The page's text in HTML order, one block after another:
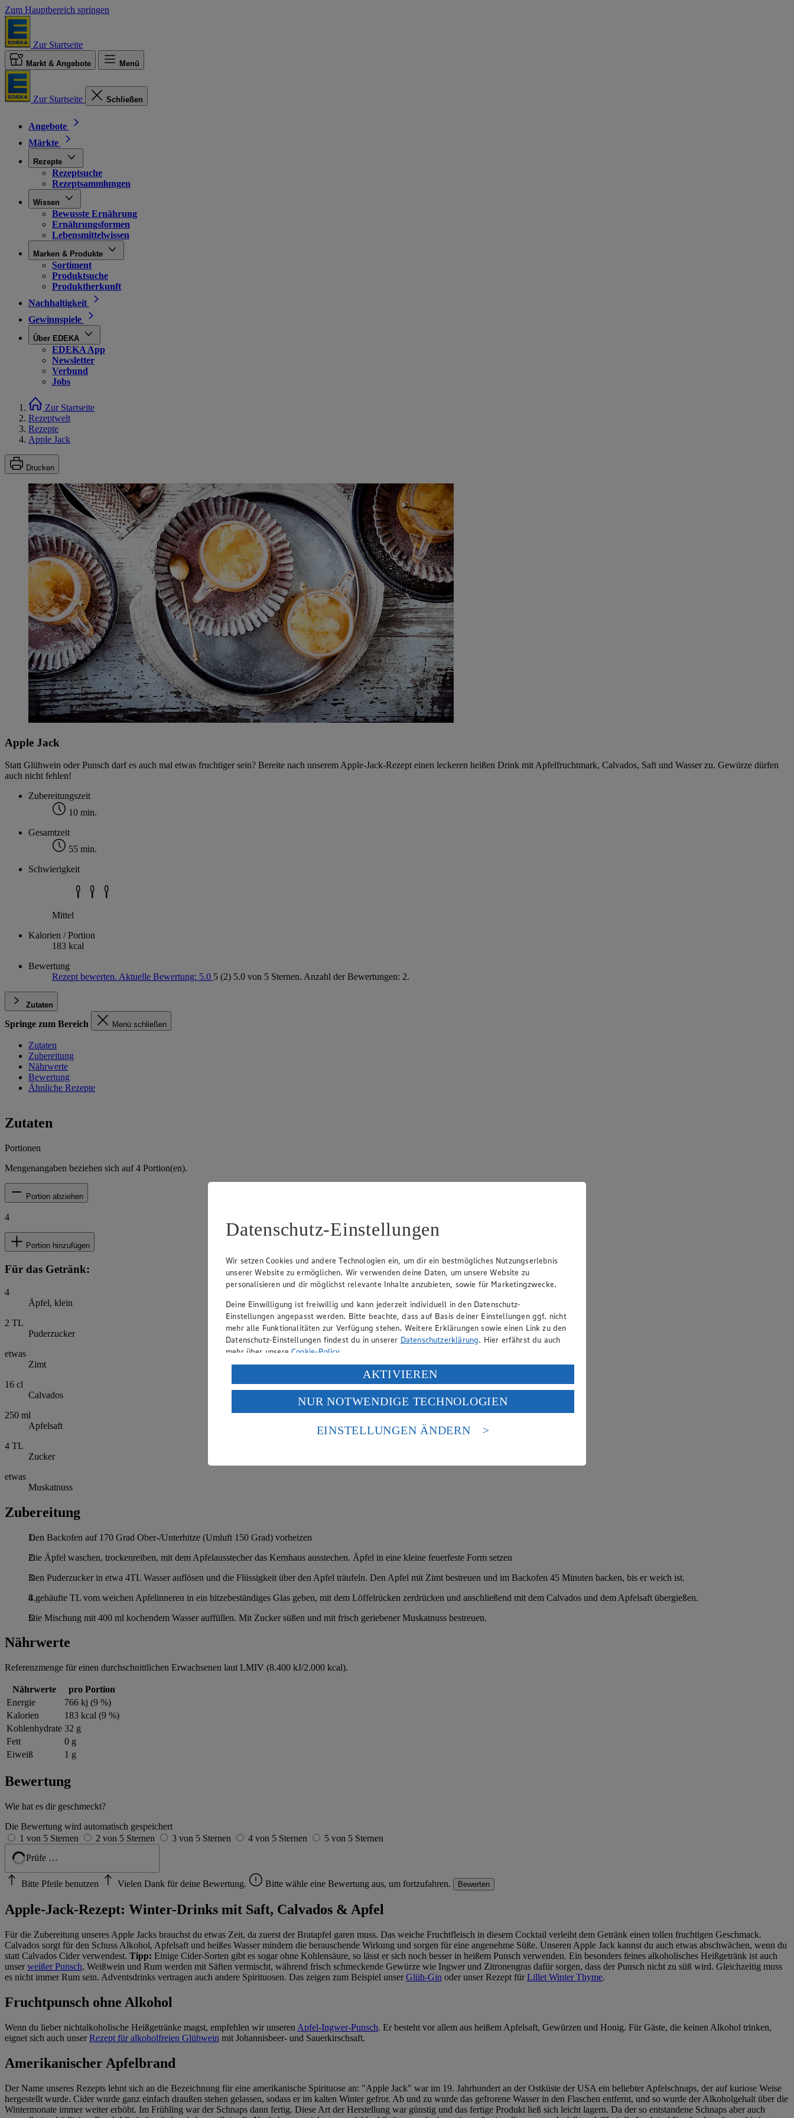
Zum Hauptbereich springen
Zur Startseite
Markt & Angebote Menü
Zur Startseite Schließen
Angebote
Märkte
Rezepte
Rezeptsuche
Rezeptsammlungen
Wissen
Bewusste Ernährung
Ernährungsformen
Lebensmittelwissen
Marken & Produkte
Sortiment
Produktsuche
Produktherkunft
Nachhaltigkeit
Gewinnspiele
Über EDEKA
EDEKA App
Newsletter
Verbund
Jobs
Zur Startseite
Rezeptwelt
Rezepte
Apple Jack
Drucken
Apple Jack
Statt Glühwein oder Punsch darf es auch mal etwas fruchtiger sein? Bereite nach unserem Apple-Jack-Rezept einen leckeren heißen Drink mit Apfelfruchtmark, Calvados, Saft und Wasser zu. Gewürze dürfen
auch nicht fehlen!
Zubereitungszeit
10 min.
Gesamtzeit
55 min.
Schwierigkeit
Mittel
Kalorien / Portion
183 kcal
Bewertung
Rezept bewerten. Aktuelle Bewertung: 5.0 5 (2) 5.0 von 5 Sternen. Anzahl der Bewertungen: 2.
Zutaten
Springe zum Bereich Menü schließen
Zutaten
Zubereitung
Nährwerte
Bewertung
Ähnliche Rezepte
Zutaten
Portionen
Mengenangaben beziehen sich auf4 Portion(en).
Portion abziehen
4
Portion hinzufügen
Für das Getränk:
4
Äpfel, klein
2 TL
Puderzucker
etwas
Zimt
16 cl
Calvados
250 ml
Apfelsaft
4 TL
Zucker
etwas
Muskatnuss
Zubereitung
Den Backofen auf 170 Grad Ober-/Unterhitze (Umluft 150 Grad) vorheizen
Die Äpfel waschen, trockenreiben, mit dem Apfelausstecher das Kernhaus ausstechen. Äpfel in eine kleine feuerfeste Form setzen
Den Puderzucker in etwa 4TL Wasser auflösen und die Flüssigkeit über den Apfel träufeln. Den Apfel mit Zimt bestreuen und im Backofen 45 Minuten backen, bis er weich ist.
8 gehäufte TL vom weichen Apfelinneren in ein hitzebeständiges Glas geben, mit dem Löffelrücken zerdrücken und anschließend mit dem Calvados und dem Apfelsaft übergießen.
Die Mischung mit 400 ml kochendem Wasser auffüllen. Mit Zucker süßen und mit frisch geriebener Muskatnuss bestreuen.
Nährwerte
Referenzmenge für einen durchschnittlichen Erwachsenen laut LMIV (8.400 kJ/2.000 kcal).
Nährwerte
pro Portion
Energie
766 kj (9 %)
Kalorien
183 kcal (9 %)
Kohlenhydrate 32 g
Fett
0 g
Eiweiß
1 g
Bewertung
Wie hat es dir geschmeckt?
Die Bewertung wird automatisch gespeichert
1 von 5 Sternen
2 von 5 Sternen 3 von 5 Sternen 4 von 5 Sternen
5 von 5 Sternen
Geprüft
Bitte Pfeile benutzen Vielen Dank für deine Bewertung. Bitte wähle eine Bewertung aus, um fortzufahren. Bewerten
Apple-Jack-Rezept: Winter-Drinks mit Saft, Calvados & Apfel
Für die Zubereitung unseres Apple Jacks brauchst du etwas Zeit, da zuerst der Bratapfel garen muss. Das weiche Fruchtfleisch in diesem Cocktail verleiht dem Getränk einen tollen fruchtigen Geschmack.
Calvados sorgt für den Schuss Alkohol, Apfelsaft und heißes Wasser mindern die berauschende Wirkung und sorgen für eine angenehme Süße. Unseren Apple Jack kannst du auch etwas abschwächen, wenn du
statt Calvados Cider verwendest. Tipp: Einige Cider-Sorten gibt es sogar ohne Kohlensäure, so lässt er sich noch besser in heißem Punsch verwenden. Ein besonders feines alkoholisches Heißgetränk ist auch
unserweißer Punsch. Weißwein und Rum werden mit Säften vermischt, während frisch schmeckende Gewürze wie Ingwer und Zitronengras dafür sorgen, dass der Punsch nicht zu süß wird. Gleichzeitig muss
es nicht immer Rum sein. Adventsdrinks vertragen auch andere Spirituosen. Das zeigen zum Beispiel unserGlüh-Gin oder unser Rezept fürLillet Winter Thyme.
Fruchtpunsch ohne Alkohol
Wenn du lieber nichtalkoholische Heißgetränke magst, empfehlen wir unseren Apfel-Ingwer-Punsch. Er besteht vor allem aus heißem Apfelsaft, Gewürzen und Honig. Für Gäste, die keinen Alkohol trinken,
eignet sich auch unserRezept für alkoholfreien Glühwein mit Johannisbeer- und Sauerkirschsaft.
Amerikanischer Apfelbrand
Der Name unseres Rezepts lehnt sich an die Bezeichnung für eine amerikanische Spirituose an: "Apple Jack" war im 19. Jahrhundert an der Ostküste der USA ein beliebter Apfelschnaps, der auf kuriose Weise
hergestellt wurde. Cider wurde ganz einfach draußen stehen gelassen, sodass er im kalten Winter gefror. Ab und zu wurde das gefrorene Wasser in den Flaschen entfernt, und so wurde der Alkoholgehalt über die
Wintermonate immer weiter erhöht. Im Frühling war der Schnaps dann fertig. Diese Art der Herstellung war günstig und das fertige Produkt ließ sich leicht lagern. Da der so entstandene Schnaps aber auch
Datenschutz-Einstellungen
Wir setzen Cookies und andere Technologien ein, um dir ein bestmögliches Nutzungserlebnis
unserer Website zu ermöglichen. Wir verwenden deine Daten, um unsere Website zu
personalisieren und dir möglichst relevante Inhalte anzubieten, sowie für Marketingzwecke.
Deine Einwilligung ist freiwillig und kann jederzeit individuell in den Datenschutz-
Einstellungen angepasst werden. Bitte beachte, dass auf Basis deiner Einstellungen ggf. nicht
mehr alle Funktionalitäten zur Verfügung stehen. Weitere Erklärungen sowie einen Link zu den
Datenschutz-Einstellungen findest du in unserer Datenschutzerklärung. Hier erfährst du auch
mehr über unsereCookie-Policy.
Verarbeitung deiner personenbezogenen Daten in den USA durch Facebook und YouTube:
Wenn du auf „Aktivieren“ klickst, willigst du im Sinne des Art. 49 Abs. 1 Satz 1 lit. a) DSGVO
ein, dass deine Daten in den USA verarbeitet werden. Der EuGH sieht die USA als Land mit
einem nach europäischen Standards nicht angemessenen Datenschutzniveau an. Es besteht das
Risiko eines Zugriffs durch US-amerikanische Behörden.
AKTIVIEREN
NUR NOTWENDIGE TECHNOLOGIEN
EINSTELLUNGEN ÄNDERN